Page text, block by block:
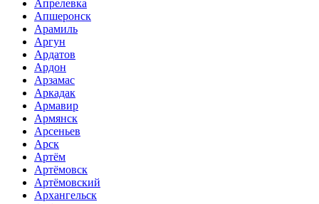
Апрелевка
Апшеронск
Арамиль
Аргун
Ардатов
Ардон
Арзамас
Аркадак
Армавир
Армянск
Арсеньев
Арск
Артём
Артёмовск
Артёмовский
Архангельск